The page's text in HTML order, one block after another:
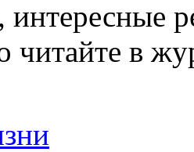
интересные
читайте в